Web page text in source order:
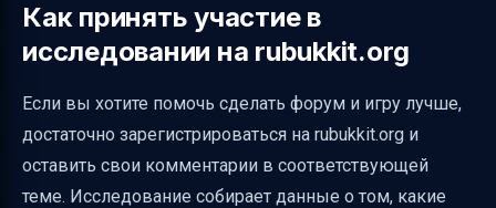
Как принять участие в
исследовании на rubukkit.org
Если вы хотите помочь сделать форум и игру лучше,
достаточно зарегистрироваться на rubukkit.org и
оставить свои комментарии в соответствующей
теме. Исследование собирает данные о том, какие